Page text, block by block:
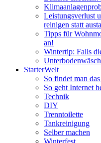
Leistungsverlust
reinigen statt
Tipps für
an!
Wintertip: Falls
StarterWelt
So findet man
So geht Internet
Technik
DIY
Trenntoilette
Tankreinigung
Selber machen
Winterfest